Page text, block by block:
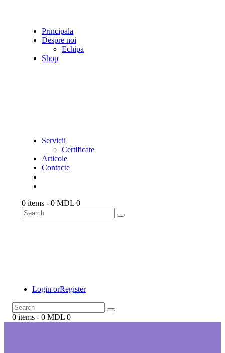
Principala
Despre noi
Echipa
Shop
Servicii
Certificate
Articole
Contacte
0 items -0 MDL 0
Login orRegister
0 items - 0 MDL 0